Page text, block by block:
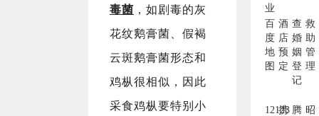
毒菌 ，如剧毒的灰
花纹鹅膏菌、假褐
云斑鹅膏菌形态和
鸡枞很相似，因此
采食鸡枞要特别小
业
百
度
地
图
酒
店
预
定
查
婚
姻
登
记
救
助
管
理
12123
携 腾 昭